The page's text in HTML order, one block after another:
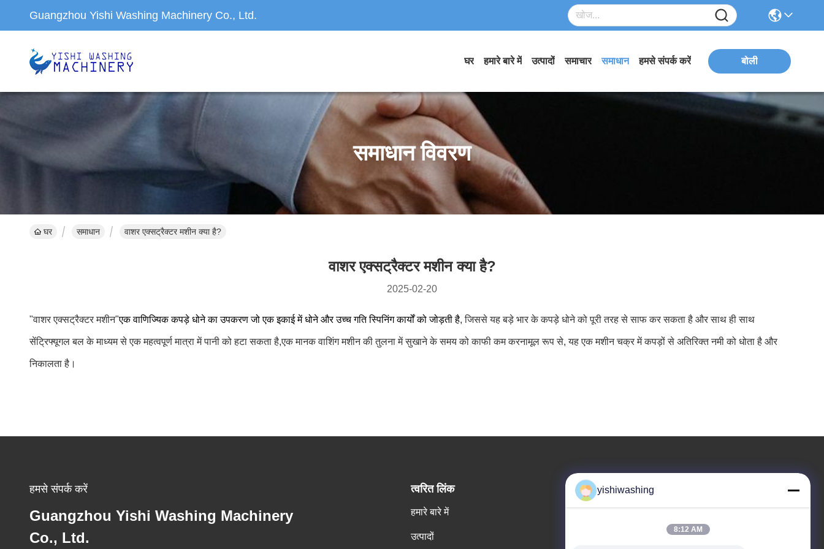
Guangzhou Yishi Washing Machinery Co., Ltd.
घर हमारे बारे में उत्पादों समाचार समाधान हमसे संपर्क करें बोली
समाधान विवरण
घर समाधान वाशर एक्सट्रैक्टर मशीन क्या है?
वाशर एक्सट्रैक्टर मशीन क्या है?
2025-02-20
"वाशर एक्सट्रैक्टर मशीन"एक वाणिज्यिक कपड़े धोने का उपकरण जो एक इकाई में धोने और उच्च गति स्पिनिंग कार्यों को जोड़ती है, जिससे यह बड़े भार के कपड़े धोने को पूरी तरह से साफ कर सकता है और साथ ही साथ
सेंट्रिफ्यूगल बल के माध्यम से एक महत्वपूर्ण मात्रा में पानी को हटा सकता है,एक मानक वाशिंग मशीन की तुलना में सुखाने के समय को काफी कम करनामूल रूप से, यह एक मशीन चक्र में कपड़ों से अतिरिक्त नमी को धोता है और
निकालता है।
हमसे संपर्क करें
Guangzhou Yishi Washing Machinery
Co., Ltd.
त्वरित लिंक
हमारे बारे में
उत्पादों
हमारा पता
नहीं।19, ल्वकुन रोड, नान्शा जिला, गुआंगज़ौ, चीन
yishiwashing
8:12 AM